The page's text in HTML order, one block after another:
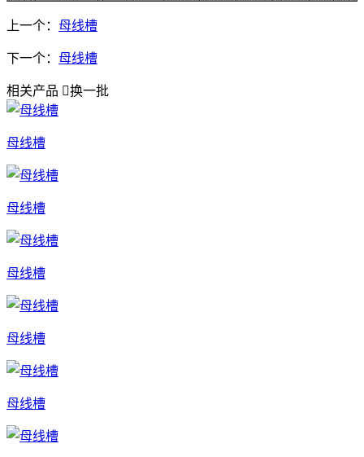
上一个： 母线槽
下一个： 母线槽
相关产品 换一批
母线槽
母线槽
母线槽
母线槽
母线槽